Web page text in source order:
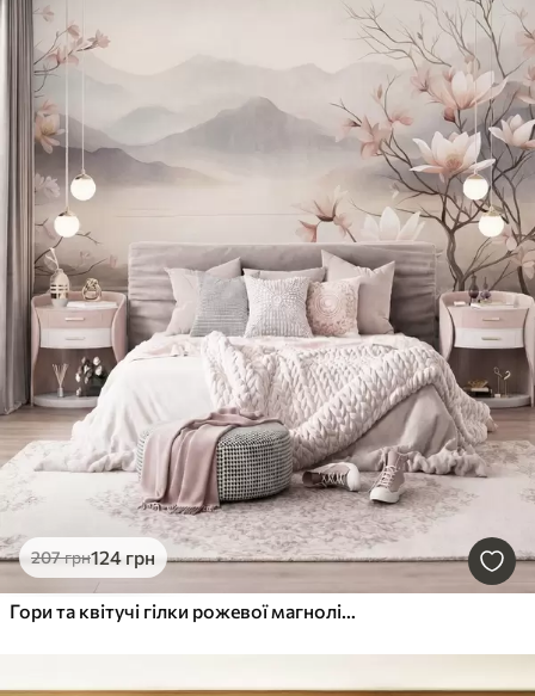
207грн124 грн
Гори та квітучі гілки рожевої магнолії, рельєфний пейзаж